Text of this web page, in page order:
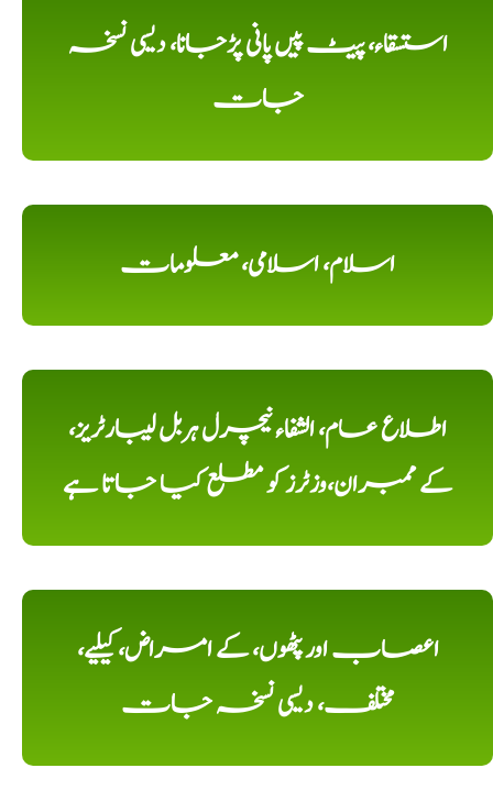
استسقاء، پیٹ پیں پانی پڑجانا، دیسی نسخہ
جات
اسلام، اسلامی، معلومات
اطلاع عام، الشفاء نیچرل ہربل لیبارٹریز،
کے ممبران،وزٹرز کو مطلع کیا جاتا ہے
اعصاب اور پٹھوں، کے امراض، کیلیے،
مختلف، دیسی نسخہ جات